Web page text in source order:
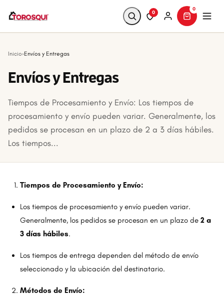
0
0
Inicio›Envíos y Entregas
Envíos y Entregas
Tiempos de Procesamiento y Envío: Los tiempos de
procesamiento y envío pueden variar. Generalmente, los
pedidos se procesan en un plazo de 2 a 3 días hábiles.
Los tiempos...
Tiempos de Procesamiento y Envío:
Los tiempos de procesamiento y envío pueden variar.
Generalmente, los pedidos se procesan en un plazo de 2 a
3 días hábiles.
Los tiempos de entrega dependen del método de envío
seleccionado y la ubicación del destinatario.
Métodos de Envío: